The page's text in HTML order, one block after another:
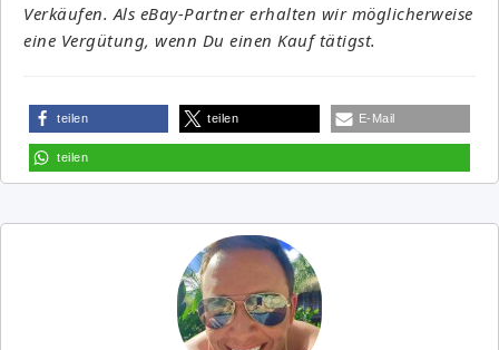
Verkäufen. Als eBay-Partner erhalten wir möglicherweise
eine Vergütung, wenn Du einen Kauf tätigst.
teilen teilen E-Mail
teilen